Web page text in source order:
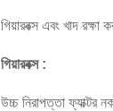
গিয়ারবক্স এবং খাদ রক্ষা
গিয়ারবক্স :
উচ্চ নিরাপত্তা ফ্যাক্টর